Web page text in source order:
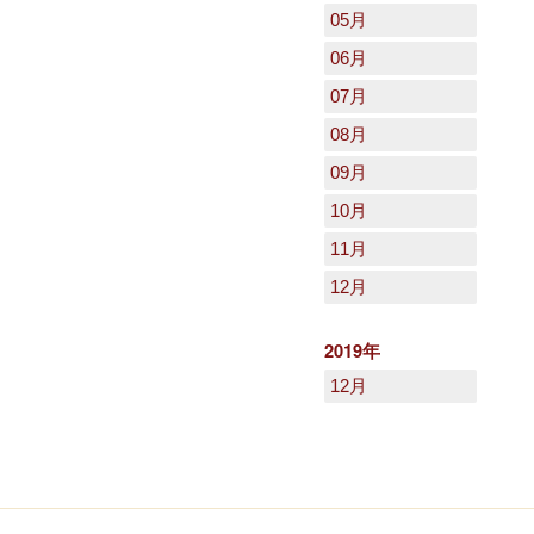
05月
06月
07月
08月
09月
10月
11月
12月
2019年
12月